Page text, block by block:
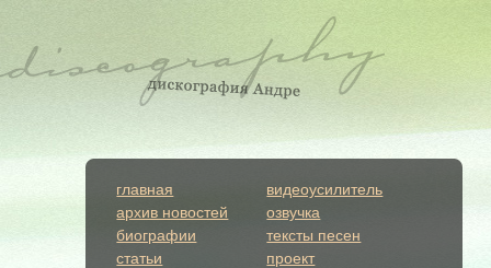
главная
архив новостей
биографии
статьи
видеоусилитель
озвучка
тексты песен
проект